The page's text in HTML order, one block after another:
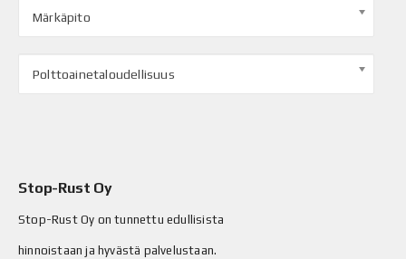
Märkäpito
Polttoainetaloudellisuus
Stop-Rust Oy
Stop-Rust Oy on tunnettu edullisista
hinnoistaan ja hyvästä palvelustaan.